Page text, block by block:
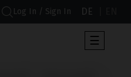
Log In / Sign In DE
der
☰